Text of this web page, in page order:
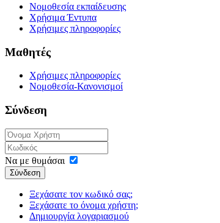
Νομοθεσία εκπαίδευσης
Χρήσιμα Έντυπα
Χρήσιμες πληροφορίες
Μαθητές
Χρήσιμες πληροφορίες
Νομοθεσία-Κανονισμοί
Σύνδεση
Να με θυμάσαι
Σύνδεση
Ξεχάσατε τον κωδικό σας;
Ξεχάσατε το όνομα χρήστη;
Δημιουργία λογαριασμού